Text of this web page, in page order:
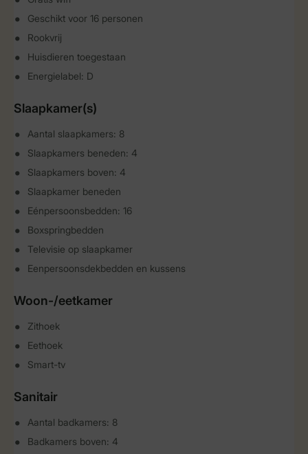
Geschikt voor 16 personen
Rookvrij
Huisdieren toegestaan
Energielabel: D
Slaapkamer(s)
Aantal slaapkamers: 8
Slaapkamers beneden: 4
Slaapkamers boven: 4
Slaapkamer beneden
Eénpersoonsbedden: 16
Boxspringbedden
Televisie op slaapkamer
Eenpersoonsdekbedden en kussens
Woon-/eetkamer
Zithoek
Eethoek
Smart-tv
Sanitair
Aantal badkamers: 8
Badkamers boven: 4